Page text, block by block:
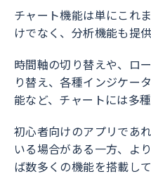
チャート機能は単にこれ
けでなく、分析機能も提
時間軸の切り替えや、ロ
り替え、各種インジケー
能など、チャートには多
初心者向けのアプリであ
いる場合がある一方、よ
ば数多くの機能を搭載し